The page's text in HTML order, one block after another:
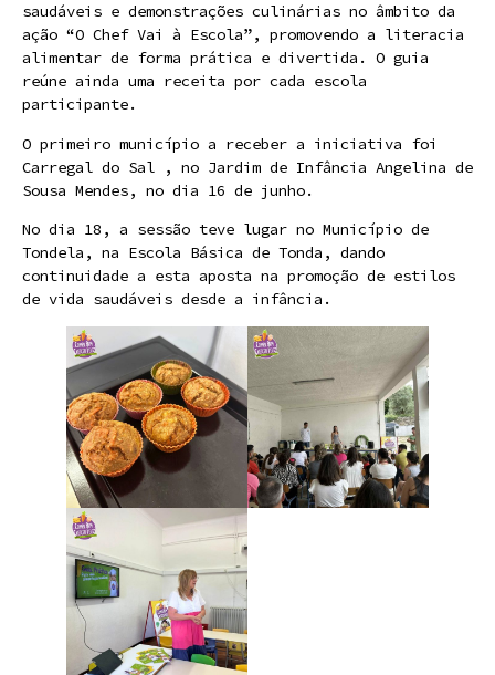
saudáveis e demonstrações culinárias no âmbito da
ação “O Chef Vai à Escola”, promovendo a literacia
alimentar de forma prática e divertida. O guia
reúne ainda uma receita por cada escola
participante.
O primeiro município a receber a iniciativa foi
Carregal do Sal , no Jardim de Infância Angelina de
Sousa Mendes, no dia 16 de junho.
No dia 18, a sessão teve lugar no Município de
Tondela, na Escola Básica de Tonda, dando
continuidade a esta aposta na promoção de estilos
de vida saudáveis desde a infância.